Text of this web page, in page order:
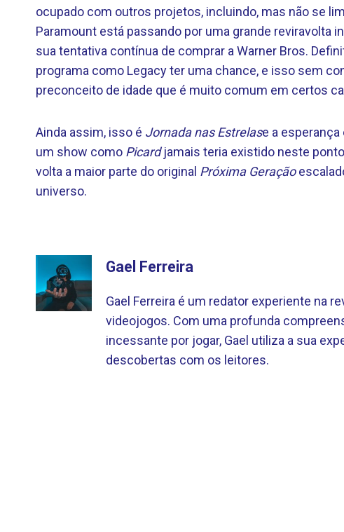
ocupado com outros projetos, incluindo, mas não se
Paramount está passando por uma grande reviravolta
sua tentativa contínua de comprar a Warner Bros.
programa como Legacy ter uma chance, e isso sem
preconceito de idade que é muito comum em certos
Ainda assim, isso é Jornada nas Estrelase a esperança
um show como Picardjamais teria existido neste
volta a maior parte do original Próxima Geração
universo.
Gael Ferreira
Gael Ferreira é um redator experiente na
videojogos. Com uma profunda
incessante por jogar, Gael utiliza a sua
descobertas com os leitores.